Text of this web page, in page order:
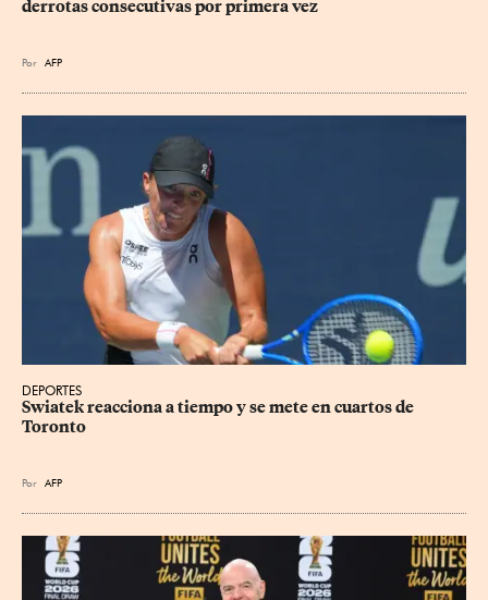
derrotas consecutivas por primera vez
Por AFP
DEPORTES
Swiatek reacciona a tiempo y se mete en cuartos de
Toronto
Por AFP